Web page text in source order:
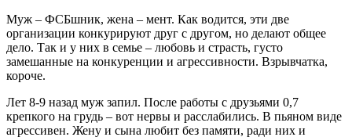
Муж – ФСБшник, жена – мент. Как водится, эти две
организации конкурируют друг с другом, но делают общее
дело. Так и у них в семье – любовь и страсть, густо
замешанные на конкуренции и агрессивности. Взрывчатка,
короче.
Лет 8-9 назад муж запил. После работы с друзьями 0,7
крепкого на грудь – вот нервы и расслабились. В пьяном виде
агрессивен. Жену и сына любит без памяти, ради них и